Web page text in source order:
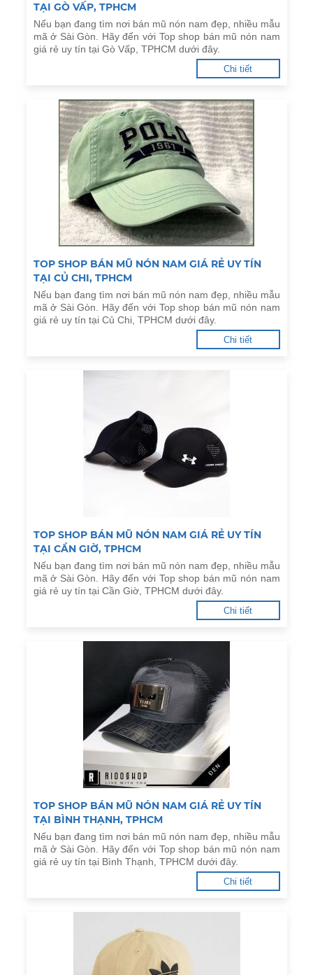
TẠI GÒ VẤP, TPHCM
Nếu bạn đang tìm nơi bán mũ nón nam đẹp, nhiều mẫu
mã ở Sài Gòn. Hãy đến với Top shop bán mũ nón nam
giá rẻ uy tín tại Gò Vấp, TPHCM dưới đây.
Chi tiết
TOP SHOP BÁN MŨ NÓN NAM GIÁ RẺ UY TÍN
TẠI CỦ CHI, TPHCM
Nếu bạn đang tìm nơi bán mũ nón nam đẹp, nhiều mẫu
mã ở Sài Gòn. Hãy đến với Top shop bán mũ nón nam
giá rẻ uy tín tại Củ Chi, TPHCM dưới đây.
Chi tiết
TOP SHOP BÁN MŨ NÓN NAM GIÁ RẺ UY TÍN
TẠI CẦN GIỜ, TPHCM
Nếu bạn đang tìm nơi bán mũ nón nam đẹp, nhiều mẫu
mã ở Sài Gòn. Hãy đến với Top shop bán mũ nón nam
giá rẻ uy tín tại Cần Giờ, TPHCM dưới đây.
Chi tiết
TOP SHOP BÁN MŨ NÓN NAM GIÁ RẺ UY TÍN
TẠI BÌNH THẠNH, TPHCM
Nếu bạn đang tìm nơi bán mũ nón nam đẹp, nhiều mẫu
mã ở Sài Gòn. Hãy đến với Top shop bán mũ nón nam
giá rẻ uy tín tại Bình Thạnh, TPHCM dưới đây.
Chi tiết